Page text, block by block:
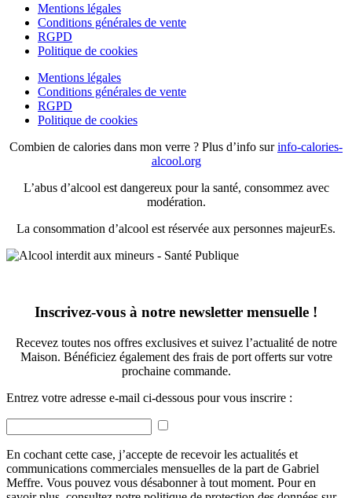
Mentions légales
Conditions générales de vente
RGPD
Politique de cookies
Mentions légales
Conditions générales de vente
RGPD
Politique de cookies
Combien de calories dans mon verre ? Plus d’info surinfo-calories-
alcool.org
L’abus d’alcool est dangereux pour la santé, consommez avec
modération.
La consommation d’alcool est réservée aux personnes majeurEs.
Inscrivez-vous à notre newsletter mensuelle !
Recevez toutes nos offres exclusives et suivez l’actualité de notre
Maison. Bénéficiez également des frais de port offerts sur votre
prochaine commande.
Entrez votre adresse e-mail ci-dessous pour vous inscrire :
En cochant cette case, j’accepte de recevoir les actualités et
communications commerciales mensuelles de la part de Gabriel
Meffre. Vous pouvez vous désabonner à tout moment. Pour en